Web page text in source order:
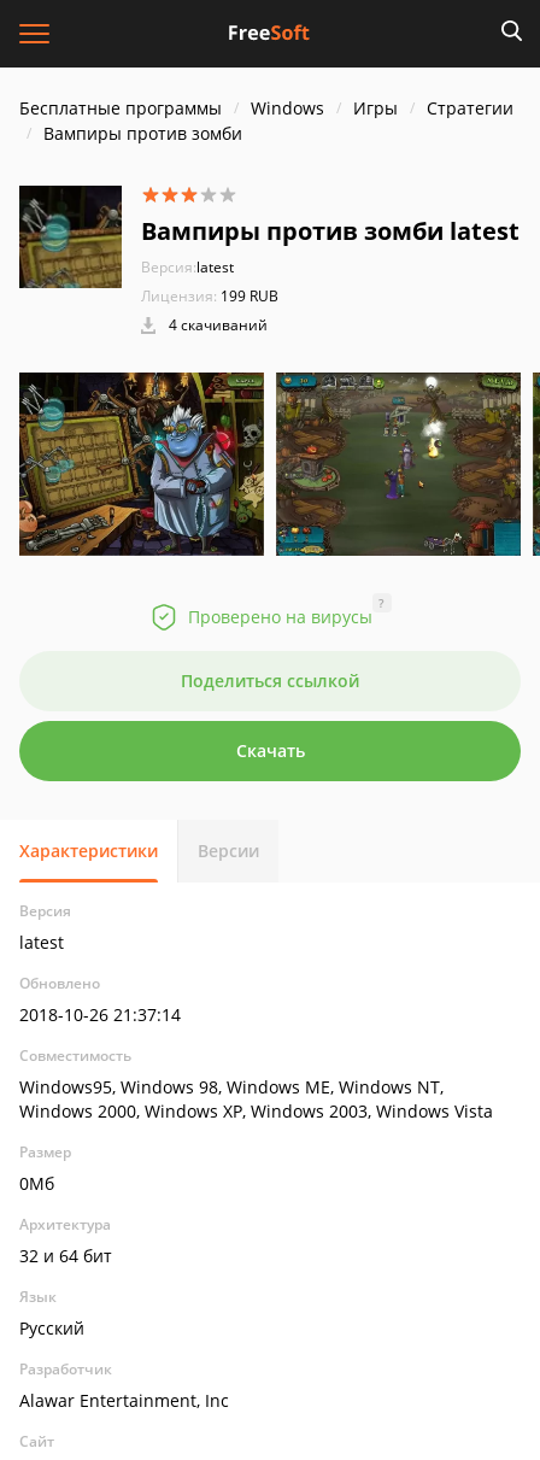
Бесплатные программы Windows Игры
Стратегии
Вампиры против зомби
Вампиры против зомби latest
Версия:latest
Лицензия: 199 RUB
4 скачиваний
Проверено на вирусы
?
Поделиться ссылкой
Скачать
Характеристики Версии
Версия
latest
Обновлено
2018-10-26 21:37:14
Совместимость
Windows95, Windows 98, Windows ME, Windows NT,
Windows 2000, Windows XP, Windows 2003, Windows Vista
Размер
0Мб
Архитектура
32 и 64 бит
Язык
Русский
Разработчик
Alawar Entertainment, Inc
Сайт